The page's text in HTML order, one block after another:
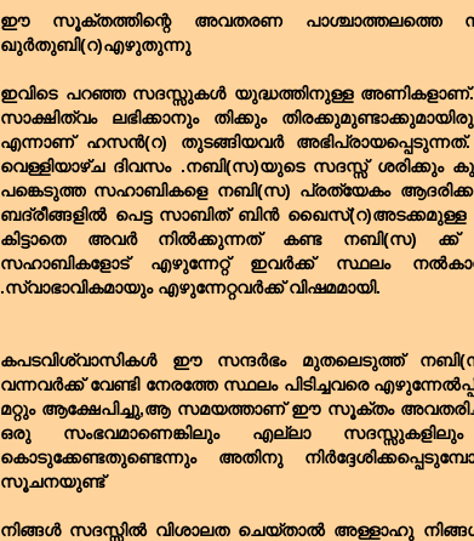
ഈ സൂക്തത്തിന്റെ അവതരണ പാശ്ചാത്തലത്തെ
ഖുർതുബി(റ)എഴുതുന്നു
ഇവിടെ പറഞ്ഞ സദസ്സുകൾ യുദ്ധത്തിനുള്ള
സാക്ഷിത്വം ലഭിക്കാനും തിക്കും
എന്നാണ് ഹസൻ(റ) തുടങ്ങിയവർ
വെള്ളിയാഴ്ച ദിവസം .നബി(സ)യുടെ സദസ്സ് ശരിക്കും
പങ്കെടുത്ത സഹാബികളെ നബി(സ) പ്രത്യേകം
ബദ്‌രീങ്ങളിൽ പെട്ട സാബിത് ബിൻ
കിട്ടാതെ അവർ നിൽക്കുന്നത് കണ്ട നബി(സ) ക്ക്
സഹാബികളോട് എഴുന്നേറ്റ് ഇവർക്ക് സ്ഥലം
.സ്വാഭാവികമായും എഴുന്നേറ്റവർക്ക് വിഷമമായി.
കപടവിശ്വാസികൾ ഈ സന്ദർഭം മുതലെടുത്ത്
വന്നവർക്ക് വേണ്ടി നേരത്തേ സ്ഥലം പിടിച്ചവരെ
മറ്റും ആക്ഷേപിച്ചു,ആ സമയത്താണ് ഈ സൂക്തം
ഒരു സംഭവമാണെങ്കിലും എല്ലാ
കൊടുക്കേണ്ടതുണ്ടെന്നും അതിനു
സൂചനയുണ്ട്
നിങ്ങൾ സദസ്സിൽ വിശാലത ചെയ്താൽ അള്ളാഹു